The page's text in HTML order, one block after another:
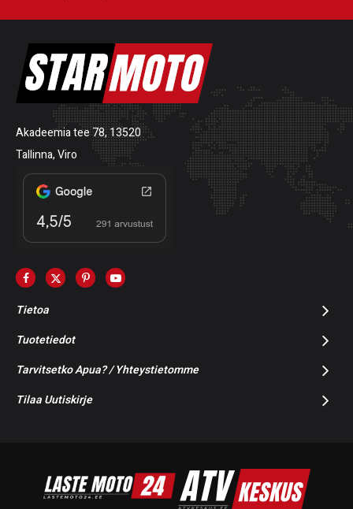
Akadeemia tee 78, 13520
Tallinna, Viro
Tietoa
Tuotetiedot
Tarvitsetko Apua? / Yhteystietomme
Tilaa Uutiskirje